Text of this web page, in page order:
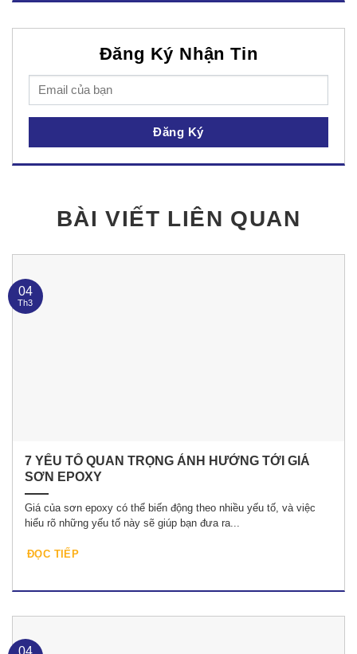
Đăng Ký Nhận Tin
BÀI VIẾT LIÊN QUAN
7 YẾU TỐ QUAN TRỌNG ẢNH HƯỞNG TỚI GIÁ
SƠN EPOXY
Giá của sơn epoxy có thể biến động theo nhiều yếu tố, và việc
hiểu rõ những yếu tố này sẽ giúp bạn đưa ra...
ĐỌC TIẾP
04
Th3
04